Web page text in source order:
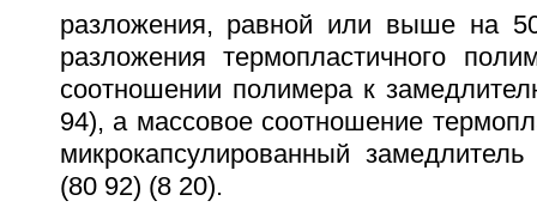
разложения, равной или выше на
разложения термопластичного
соотношении полимера к
94), а массовое соотношение
микрокапсулированный замедлитель
(80 92) (8 20).